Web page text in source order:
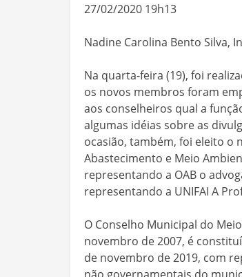
27/02/2020 19h13
Nadine Carolina Bento Silva,
Na quarta-feira (19), foi
os novos membros foram
aos conselheiros qual a
algumas idéias sobre as
ocasião, também, foi eleito o
Abastecimento e Meio
representando a OAB o
representando a UNIFAI A
O Conselho Municipal do
novembro de 2007, é
de novembro de 2019, com